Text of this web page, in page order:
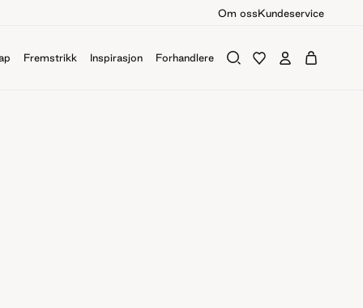
Om ossKundeservice
Fremstrikk Inspirasjon Forhandlere